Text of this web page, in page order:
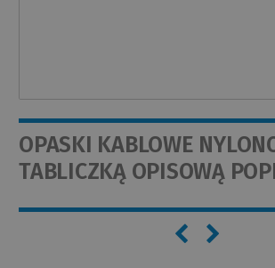
OPASKI KABLOWE
TABLICZKĄ OPISOWĄ